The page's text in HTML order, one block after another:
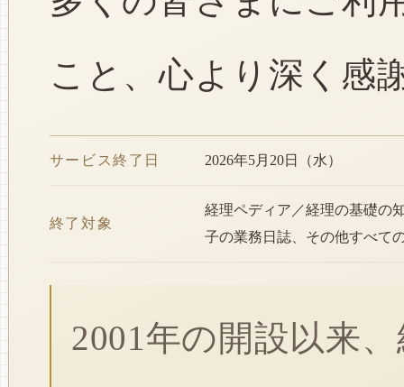
こと、心より深く感
サービス終了日 2026年5月20日（水）
終了対象
経理ペディア／経理の基礎の
子の業務日誌、その他すべて
2001年の開設以来